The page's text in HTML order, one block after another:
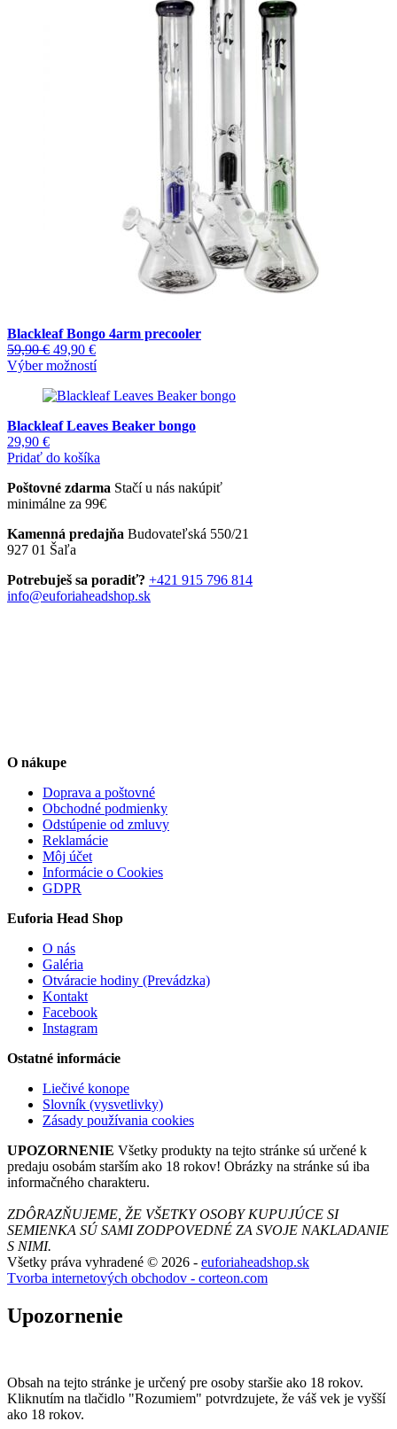
Blackleaf Bongo 4arm precooler
59,90€ Pôvodná
cena
59,90 €.
49,90 €Aktuálna
cena
49,90 €.
Výber možnostíTento
má
variantov.
si
vybrať
na
produktu.
Blackleaf Leaves Beaker bongo
29,90 €
Pridať do košíka
Poštovné zdarma Stačí u nás nakúpiť
minimálne za 99€
Kamenná predajňa Budovateľská 550/21
927 01 Šaľa
Potrebuješ sa poradiť? +421 915 796 814
info@euforiaheadshop.sk
O nákupe
Doprava a poštovné
Obchodné podmienky
Odstúpenie od zmluvy
Reklamácie
Môj účet
Informácie o Cookies
GDPR
Euforia Head Shop
O nás
Galéria
Otváracie hodiny (Prevádzka)
Kontakt
Facebook
Instagram
Ostatné informácie
Liečivé konope
Slovník (vysvetlivky)
Zásady používania cookies
UPOZORNENIE Všetky produkty na tejto stránke sú určené k
predaju osobám starším ako 18 rokov! Obrázky na stránke sú iba
informačného charakteru.
ZDÔRAZŇUJEME, ŽE VŠETKY OSOBY KUPUJÚCE SI
SEMIENKA SÚ SAMI ZODPOVEDNÉ ZA SVOJE NAKLADANIE
S NIMI.
Všetky práva vyhradené © 2026 - euforiaheadshop.sk
Tvorba internetových obchodov - corteon.com
Upozornenie
Obsah na tejto stránke je určený pre osoby staršie ako 18 rokov.
Kliknutím na tlačidlo "Rozumiem" potvrdzujete, že váš vek je vyšší
ako 18 rokov.